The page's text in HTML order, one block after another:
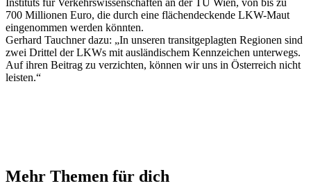
Instituts für Verkehrswissenschaften an der TU Wien, von bis zu
700 Millionen Euro, die durch eine flächendeckende LKW-Maut
eingenommen werden könnten.
Gerhard Tauchner dazu: „In unseren transitgeplagten Regionen sind
zwei Drittel der LKWs mit ausländischem Kennzeichen unterwegs.
Auf ihren Beitrag zu verzichten, können wir uns in Österreich nicht
leisten.“
Mehr Themen für dich